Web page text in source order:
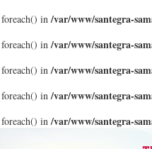
foreach() in/var/www/santegra-
foreach() in/var/www/santegra-
foreach() in/var/www/santegra-
foreach() in/var/www/santegra-
foreach() in/var/www/santegra-